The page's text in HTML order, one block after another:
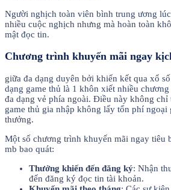
Người nghịch toàn viên bình trung ương
nhiều cuộc nghịch nhưng mà hoàn toàn
mật đọc tin.
Chương trình khuyến mãi ngay
giữa đa dạng duyên bởi khiến kết qua xổ
dạng game thủ là 1 khôn xiết nhiều
đa dạng vẻ phía ngoài. Điều này không chỉ
game thủ gia nhập không lấy tổn phí ngoại
thưởng.
Một số chương trình khuyến mãi ngay tiêu
mb bao quát:
Thưởng khiến đến đăng ký: Nhận
đến đăng ký đọc tin tài khoản.